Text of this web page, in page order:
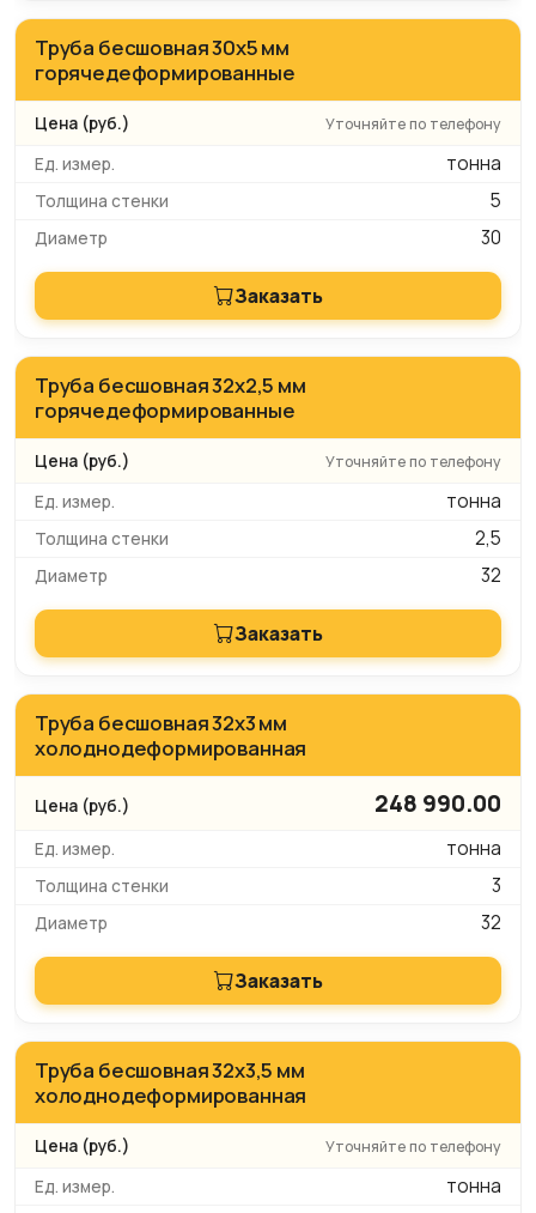
Труба бесшовная 30х5 мм
горячедеформированные
Уточняйте по телефону
тонна
5
30
Заказать
Труба бесшовная 32х2,5 мм
горячедеформированные
Уточняйте по телефону
тонна
2,5
32
Заказать
Труба бесшовная 32х3 мм
холоднодеформированная
248 990.00
тонна
3
32
Заказать
Труба бесшовная 32х3,5 мм
холоднодеформированная
Уточняйте по телефону
тонна